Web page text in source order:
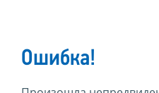
Ошибка!